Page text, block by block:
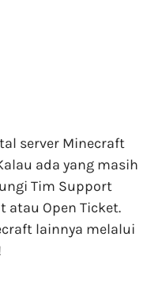
server Minecraft
ada yang masih
Tim Support
atau Open Ticket.
lainnya melalui